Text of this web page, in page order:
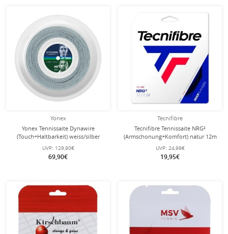
Yonex
Yonex Tennissaite Dynawire
(Touch+Haltbarkeit) weiss/silber
200m Rolle
UVP: 129,90€
69,90€
Tecnifibre
Tecnifibre Tennissaite NRG²
(Armschonung+Komfort) natur 12m
Set
UVP: 24,99€
19,95€